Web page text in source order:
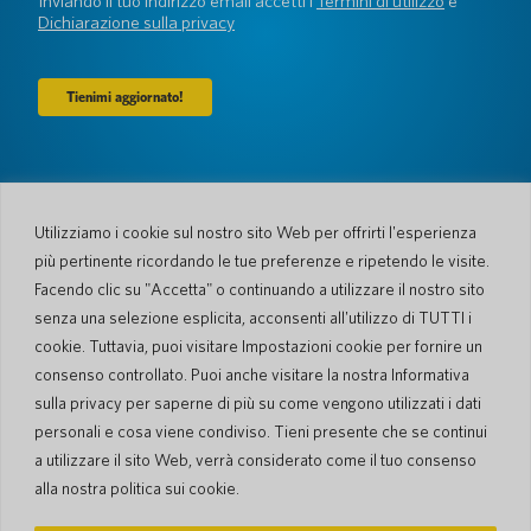
Utilizziamo i cookie sul nostro sito Web per offrirti l'esperienza
più pertinente ricordando le tue preferenze e ripetendo le visite.
Facendo clic su "Accetta" o continuando a utilizzare il nostro sito
senza una selezione esplicita, acconsenti all'utilizzo di TUTTI i
cookie. Tuttavia, puoi visitare Impostazioni cookie per fornire un
consenso controllato. Puoi anche visitare la nostra Informativa
sulla privacy per saperne di più su come vengono utilizzati i dati
personali e cosa viene condiviso. Tieni presente che se continui
a utilizzare il sito Web, verrà considerato come il tuo consenso
alla nostra politica sui cookie.
Dichiarazione sulla privacy
Chi siamo
Lingue e Nazioni
Blog
Newsroom
#AllSpokenHere
Supporto
Servizio Clienti
Processo spedizione di
ritorno
Processo di spedizione
Garanzia limitata
Sicurezza PocketTalk
Contattaci
Richiesta